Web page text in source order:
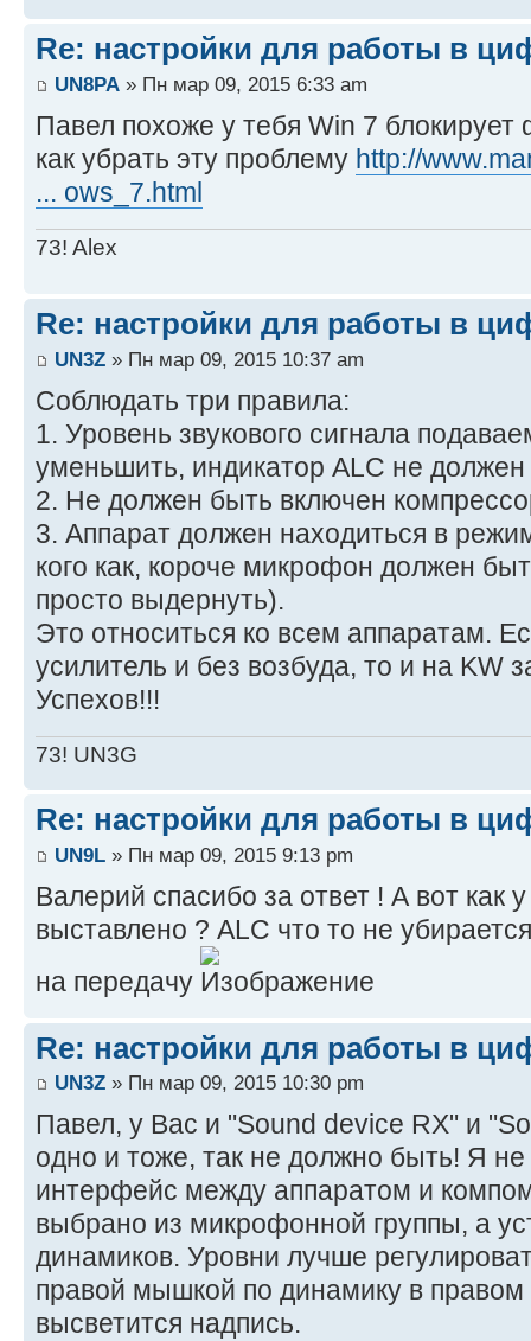
Re: настройки для работы в
UN8PA » Пн мар 09, 2015 6:33 am
Павел похоже у тебя Win 7
как убрать эту проблему http://
... ows_7.html
73! Alex
Re: настройки для работы в
UN3Z » Пн мар 09, 2015 10:37 am
Соблюдать три правила:
1. Уровень звукового сигнала
уменьшить, индикатор ALC не должен
2. Не должен быть включен
3. Аппарат должен находиться в
кого как, короче микрофон должен
просто выдернуть).
Это относиться ко всем аппаратам.
усилитель и без возбуда, то и на KW
Успехов!!!
73! UN3G
Re: настройки для работы в
UN9L » Пн мар 09, 2015 9:13 pm
Валерий спасибо за ответ ! А вот как
выставлено ? ALC что то не
на передачу
Re: настройки для работы в
UN3Z » Пн мар 09, 2015 10:30 pm
Павел, у Вас и "Sound device RX" и
одно и тоже, так не должно быть! Я
интерфейс между аппаратом и
выбрано из микрофонной группы, а
динамиков. Уровни лучше
правой мышкой по динамику в правом
высветится надпись.